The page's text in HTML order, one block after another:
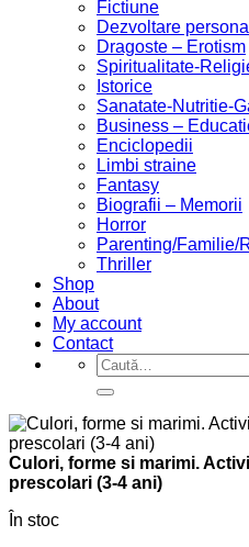
Fictiune
Dezvoltare
Dragoste – Erotism
Spiritualitate-
Istorice
Sanatate-Nutritie-
Business –
Enciclopedii
Limbi straine
Fantasy
Biografii – Memorii
Horror
Parenting/Familie/
Thriller
Shop
About
My account
Contact
Caută
după:
Culori, forme si marimi.
prescolari (3-4 ani)
În stoc